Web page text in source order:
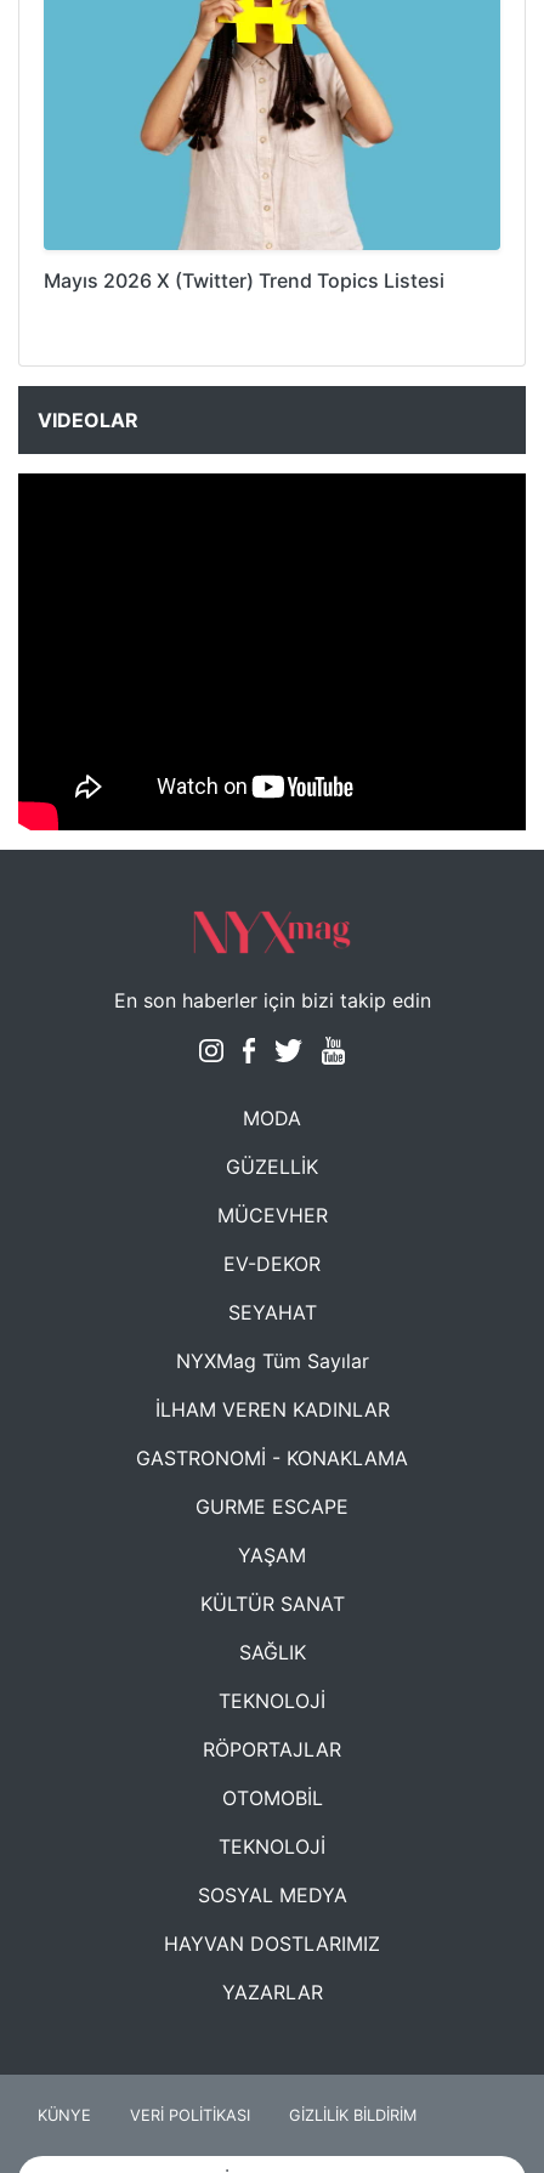
Mayıs 2026 X (Twitter) Trend Topics Listesi
VIDEOLAR
NYXmag 2. Yaş Kutlama Etkinliği
En son haberler için bizi takip edin
MODA
GÜZELLİK
MÜCEVHER
EV-DEKOR
SEYAHAT
NYXMag Tüm Sayılar
İLHAM VEREN KADINLAR
GASTRONOMİ - KONAKLAMA
GURME ESCAPE
YAŞAM
KÜLTÜR SANAT
SAĞLIK
TEKNOLOJİ
RÖPORTAJLAR
OTOMOBİL
TEKNOLOJİ
SOSYAL MEDYA
HAYVAN DOSTLARIMIZ
YAZARLAR
KÜNYE VERİ POLİTİKASI GİZLİLİK BİLDİRİM